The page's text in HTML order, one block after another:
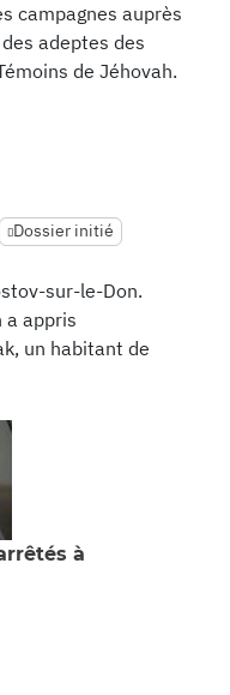
campagnes auprès
adeptes des
de Jéhovah.
Dossier initié
sur-le-Don.
a appris
un habitant de
à